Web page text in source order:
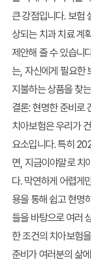
큰 강점입니다. 보험
상되는 치과 치료 계
제안해 줄 수 있습니
는, 자신에게 필요한
지불하는 상품을 찾
결론: 현명한 준비로
치아보험은 우리가
요소입니다. 특히
면, 지금이야말로 치
다. 막연하게 어렵게
용을 통해 쉽고 현명
들을 바탕으로 여러
한 조건의 치아보험
준비가 여러분의 삶